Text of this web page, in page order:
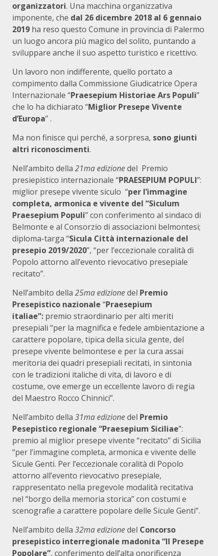
organizzatori. Una macchina organizzativa
imponente, che dal 26 dicembre 2018 al 6 gennaio
2019 ha reso questo Comune in provincia di Palermo
un luogo ancora più magico del solito, puntando a
sviluppare anche il suo aspetto turistico e ricettivo.
Un lavoro non indifferente, quello portato a
compimento dalla Commissione Giudicatrice Opera
Internazionale “Praesepium Historiae Ars Populi”
che lo ha dichiarato “Miglior Presepe Vivente
d’Europa” .
Ma non finisce qui perché, a sorpresa, sono giunti
altri riconoscimenti.
Nell’ambito della 21ma edizionedel Premio
presiepistico internazionale “PRAESEPIUM POPULI”:
miglior presepe vivente siculo “per l’immagine
completa, armonica e vivente del “Siculum
Praesepium Populi” con conferimento al sindaco di
Belmonte e al Consorzio di associazioni belmontesi;
diploma-targa “Sicula Città internazionale del
presepio 2019/2020”, “per l’eccezionale coralità di
Popolo attorno all’evento rievocativo presepiale
recitato”.
Nell’ambito della 25ma edizionedel Premio
Presepistico nazionale “Praesepium
italiae”: premio straordinario per alti meriti
presepiali “per la magnifica e fedele ambientazione a
carattere popolare, tipica della sicula gente, del
presepe vivente belmontese e per la cura assai
meritoria dei quadri presepiali recitati, in sintonia
con le tradizioni italiche di vita, di lavoro e di
costume, ove emerge un eccellente lavoro di regia
del Maestro Rocco Chinnici”.
Nell’ambito della 31ma edizionedel Premio
Pesepistico regionale “Praesepium Siciliae”:
premio al miglior presepe vivente “recitato” di Sicilia
“per l’immagine completa, armonica e vivente delle
Sicule Genti. Per l’eccezionale coralità di Popolo
attorno all’evento rievocativo presepiale,
rappresentato nella pregevole modalità recitativa
nel “borgo della memoria storica” con costumi e
scenografie a carattere popolare delle Sicule Genti”.
Nell’ambito della 32ma edizionedel Concorso
presepistico interregionale madonita “Il Presepe
Popolare”, conferimento dell’alta onorificenza